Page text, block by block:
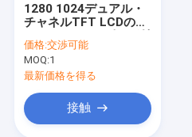
1280 1024デュアル・
チャネルTFT LCDのパ
いているインチLVDS
LCDの表示
価格:交渉可能
MOQ:1
最新価格を得る
接触